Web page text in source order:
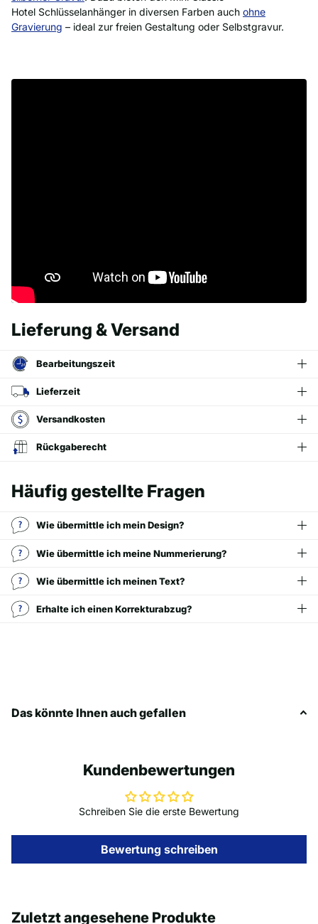
Hotel Schlüsselanhänger in diversen Farben auch ohne
Gravierung – ideal zur freien Gestaltung oder Selbstgravur.
Lieferung & Versand
Bearbeitungszeit
Lieferzeit
Versandkosten
Rückgaberecht
Häufig gestellte Fragen
Wie übermittle ich mein Design?
Wie übermittle ich meine Nummerierung?
Wie übermittle ich meinen Text?
Erhalte ich einen Korrekturabzug?
Das könnte Ihnen auch gefallen
Kundenbewertungen
Schreiben Sie die erste Bewertung
Bewertung schreiben
Zuletzt angesehene Produkte